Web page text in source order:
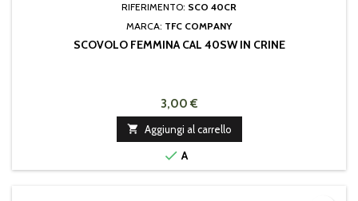
RIFERIMENTO: SCO 40CR
MARCA: TFC COMPANY
SCOVOLO FEMMINA CAL 40SW IN CRINE
3,00 €
 Aggiungi al carrello
 A